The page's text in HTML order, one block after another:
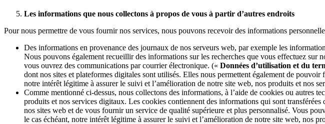
Les informations que nous collectons à propos de vous à partir d’autres endroits
Pour nous permettre de vous fournir nos services, nous pouvons recevoir des informations
Des informations en provenance des journaux de nos serveurs web, par exemple les
Nous pouvons également recueillir des informations sur les recherches que vous effectuez
vous ouvrez des communications par courrier électronique. (« Données d’utilisation et du
dont nos sites et plateformes digitales sont utilisés. Elles nous permettent également de
notre intérêt légitime à assurer le suivi et l’amélioration de notre site web, nos produits et nos
Comme mentionné ci-dessus, nous collectons des informations, à l’aide de cookies ou autres
produits et nos services digitaux. Les cookies contiennent des informations qui sont
nos sites web et de vous fournir un service de qualité supérieure et plus personnalisé. Vous
le cas échéant, notre intérêt légitime à assurer le suivi et l’amélioration de notre site web, nos